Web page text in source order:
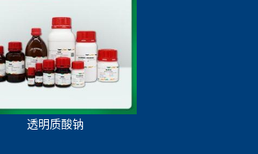
透明质酸钠